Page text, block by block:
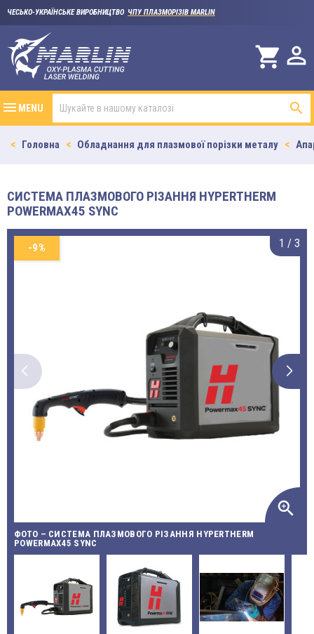
ЧЕСЬКО-УКРАЇНСЬКЕ ВИРОБНИЦТВО ЧПУ ПЛАЗМОРІЗІВ MARLIN

shopping_cart
MENU 
Головна Обладнання для плазмової порізки металу
СИСТЕМА ПЛАЗМОВОГО РІЗАННЯ HYPERTHERM
POWERMAX45 SYNC
-9%
zoom_in
ФОТО – СИСТЕМА ПЛАЗМОВОГО РІЗАННЯ HYPERTHERM
POWERMAX45 SYNC
1 / 3